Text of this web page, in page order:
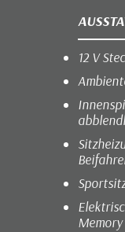
12 V
Memory